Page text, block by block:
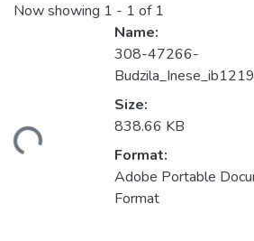
Now showing 1 - 1 of 1
Name:
308-47266-
Size:
838.66 KB
Format:
Adobe Portable
Format